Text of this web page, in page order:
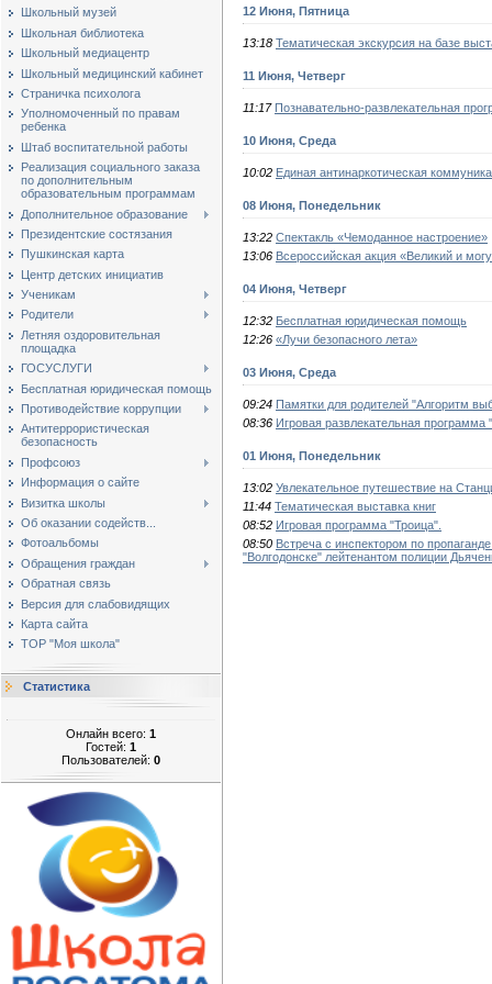
Школьный музей
Школьная библиотека
Школьный медиацентр
Школьный медицинский кабинет
Страничка психолога
Уполномоченный по правам
ребенка
Штаб воспитательной работы
Реализация социального заказа
по дополнительным
образовательным программам
Дополнительное образование
Президентские состязания
Пушкинская карта
Центр детских инициатив
Ученикам
Родители
Летняя оздоровительная
площадка
ГОСУСЛУГИ
Бесплатная юридическая помощь
Противодействие коррупции
Антитеррористическая
безопасность
Профсоюз
Информация о сайте
Визитка школы
Об оказании содейств...
Фотоальбомы
Обращения граждан
Обратная связь
Версия для слабовидящих
Карта сайта
ТОР "Моя школа"
Статистика
Онлайн всего: 1
Гостей: 1
Пользователей: 0
12 Июня, Пятница
13:18 Тематическая экскурсия на базе
11 Июня, Четверг
11:17 Познавательно-развлекательная
10 Июня, Среда
10:02 Единая антинаркотическая
08 Июня, Понедельник
13:22 Спектакль «Чемоданное настроение»
13:06 Всероссийская акция «Великий и
04 Июня, Четверг
12:32 Бесплатная юридическая помощь
12:26 «Лучи безопасного лета»
03 Июня, Среда
09:24 Памятки для родителей "Алгоритм
08:36 Игровая развлекательная
01 Июня, Понедельник
13:02 Увлекательное путешествие на
11:44 Тематическая выставка книг
08:52 Игровая программа "Троица".
08:50 Встреча с инспектором по
"Волгодонске" лейтенантом полиции